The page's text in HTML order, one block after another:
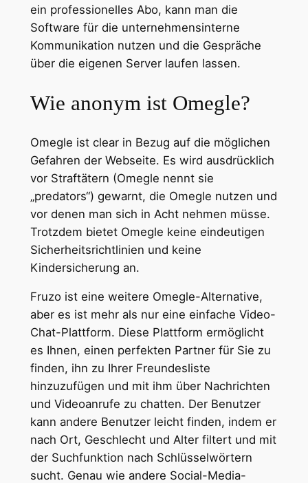
ein professionelles Abo, kann man die
Software für die unternehmensinterne
Kommunikation nutzen und die Gespräche
über die eigenen Server laufen lassen.
Wie anonym ist Omegle?
Omegle ist clear in Bezug auf die möglichen
Gefahren der Webseite. Es wird ausdrücklich
vor Straftätern (Omegle nennt sie
„predators“) gewarnt, die Omegle nutzen und
vor denen man sich in Acht nehmen müsse.
Trotzdem bietet Omegle keine eindeutigen
Sicherheitsrichtlinien und keine
Kindersicherung an.
Fruzo ist eine weitere Omegle-Alternative,
aber es ist mehr als nur eine einfache Video-
Chat-Plattform. Diese Plattform ermöglicht
es Ihnen, einen perfekten Partner für Sie zu
finden, ihn zu Ihrer Freundesliste
hinzuzufügen und mit ihm über Nachrichten
und Videoanrufe zu chatten. Der Benutzer
kann andere Benutzer leicht finden, indem er
nach Ort, Geschlecht und Alter filtert und mit
der Suchfunktion nach Schlüsselwörtern
sucht. Genau wie andere Social-Media-